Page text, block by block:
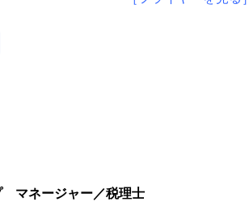
マネージャー／税理士